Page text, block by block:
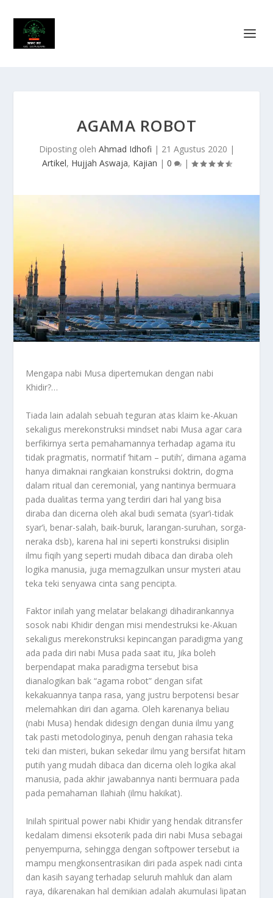
AGAMA ROBOT
Diposting oleh Ahmad Idhofi | 21 Agustus 2020 |
Artikel, Hujjah Aswaja, Kajian | 0 |
Mengapa nabi Musa dipertemukan dengan nabi
Khidir?…
Tiada lain adalah sebuah teguran atas klaim ke-Akuan
sekaligus merekonstruksi mindset nabi Musa agar cara
berfikirnya serta pemahamannya terhadap agama itu
tidak pragmatis, normatif ‘hitam – putih’, dimana agama
hanya dimaknai rangkaian konstruksi doktrin, dogma
dalam ritual dan ceremonial, yang nantinya bermuara
pada dualitas terma yang terdiri dari hal yang bisa
diraba dan dicerna oleh akal budi semata (syar’i-tidak
syar’i, benar-salah, baik-buruk, larangan-suruhan, sorga-
neraka dsb), karena hal ini seperti konstruksi disiplin
ilmu fiqih yang seperti mudah dibaca dan diraba oleh
logika manusia, juga memagzulkan unsur mysteri atau
teka teki senyawa cinta sang pencipta.
Faktor inilah yang melatar belakangi dihadirankannya
sosok nabi Khidir dengan misi mendestruksi ke-Akuan
sekaligus merekonstruksi kepincangan paradigma yang
ada pada diri nabi Musa pada saat itu, Jika boleh
berpendapat maka paradigma tersebut bisa
dianalogikan bak “agama robot” dengan sifat
kekakuannya tanpa rasa, yang justru berpotensi besar
melemahkan diri dan agama. Oleh karenanya beliau
(nabi Musa) hendak didesign dengan dunia ilmu yang
tak pasti metodologinya, penuh dengan rahasia teka
teki dan misteri, bukan sekedar ilmu yang bersifat hitam
putih yang mudah dibaca dan dicerna oleh logika akal
manusia, pada akhir jawabannya nanti bermuara pada
pada pemahaman Ilahiah (ilmu hakikat).
Inilah spiritual power nabi Khidir yang hendak ditransfer
kedalam dimensi eksoterik pada diri nabi Musa sebagai
penyempurna, sehingga dengan softpower tersebut ia
mampu mengkonsentrasikan diri pada aspek nadi cinta
dan kasih sayang terhadap seluruh mahluk dan alam
raya, dikarenakan hal demikian adalah akumulasi lipatan